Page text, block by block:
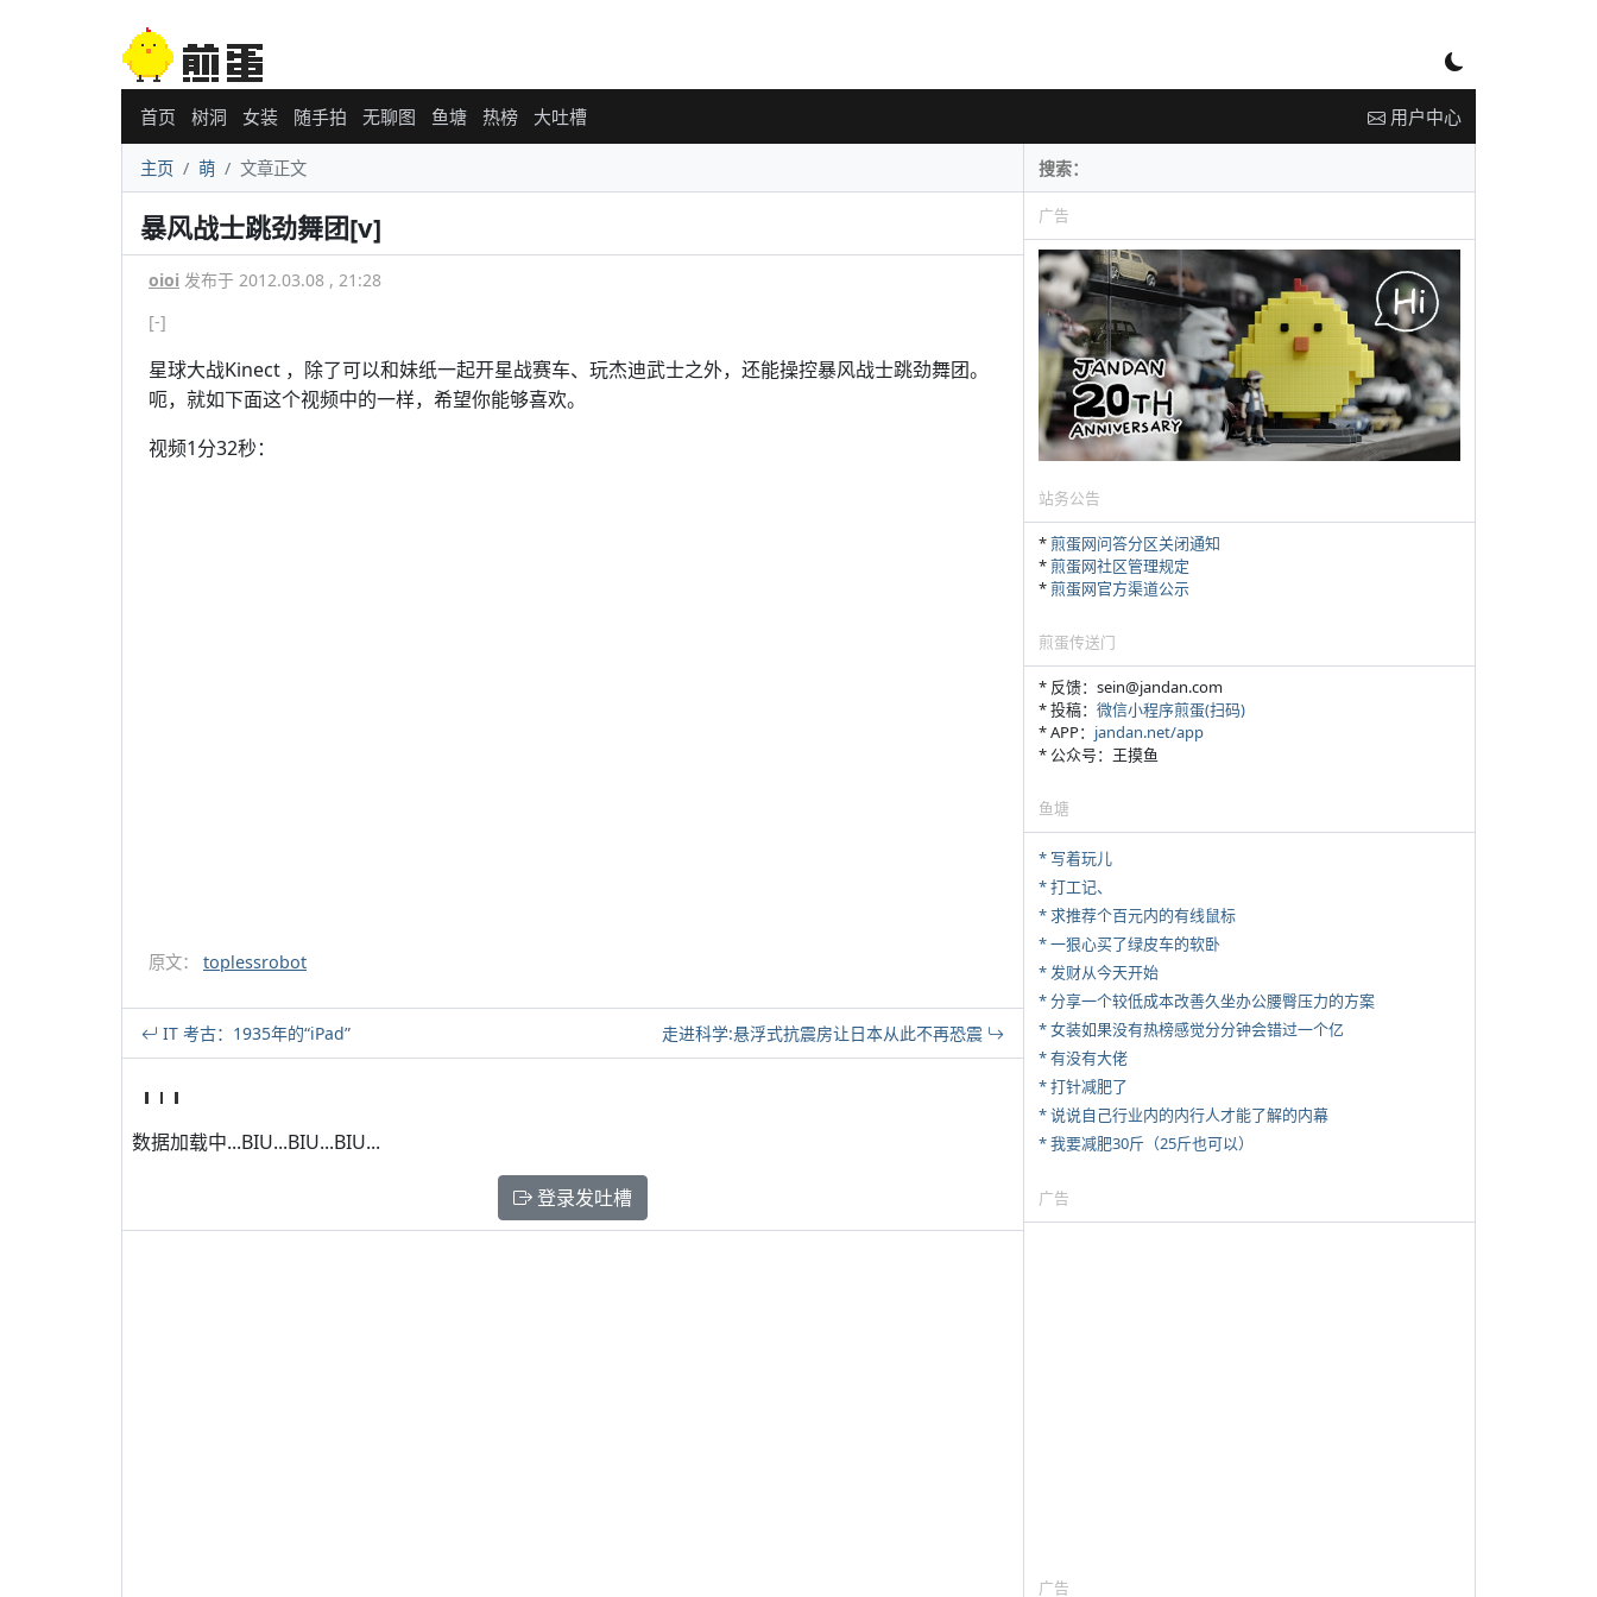
首页 树洞 女装 随手拍 无聊图 鱼塘 热榜 大吐槽 用户中心
主页 萌 文章正文
暴风战士跳劲舞团[v]
oioi 发布于 2012.03.08 , 21:28
[-]
星球大战Kinect ，除了可以和妹纸一起开星战赛车、玩杰迪武士之外，还能操控暴风战士跳劲舞团。
呃，就如下面这个视频中的一样，希望你能够喜欢。
视频1分32秒：
原文： toplessrobot
IT 考古：1935年的“iPad” 走进科学:悬浮式抗震房让日本从此不再恐震
数据加载中...BIU...BIU...BIU...
登录发吐槽
广告
站务公告
*煎蛋网问答分区关闭通知
*煎蛋网社区管理规定
*煎蛋网官方渠道公示
煎蛋传送门
* 反馈：sein@jandan.com
* 投稿： 微信小程序煎蛋(扫码)
* APP： jandan.net/app
* 公众号：王摸鱼
鱼塘
* 写着玩儿
* 打工记、
* 求推荐个百元内的有线鼠标
* 一狠心买了绿皮车的软卧
* 发财从今天开始
* 分享一个较低成本改善久坐办公腰臀压力的方案
* 女装如果没有热榜感觉分分钟会错过一个亿
* 有没有大佬
* 打针减肥了
* 说说自己行业内的内行人才能了解的内幕
* 我要减肥30斤（25斤也可以）
广告
广告